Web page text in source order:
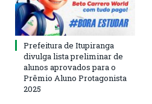
Prefeitura de Itupiranga
divulga lista preliminar de
alunos aprovados para o
Prêmio Aluno Protagonista
2025